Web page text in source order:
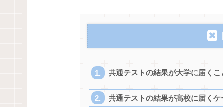
共通テストの結果が大学に届く
共通テストの結果が高校に届くケ